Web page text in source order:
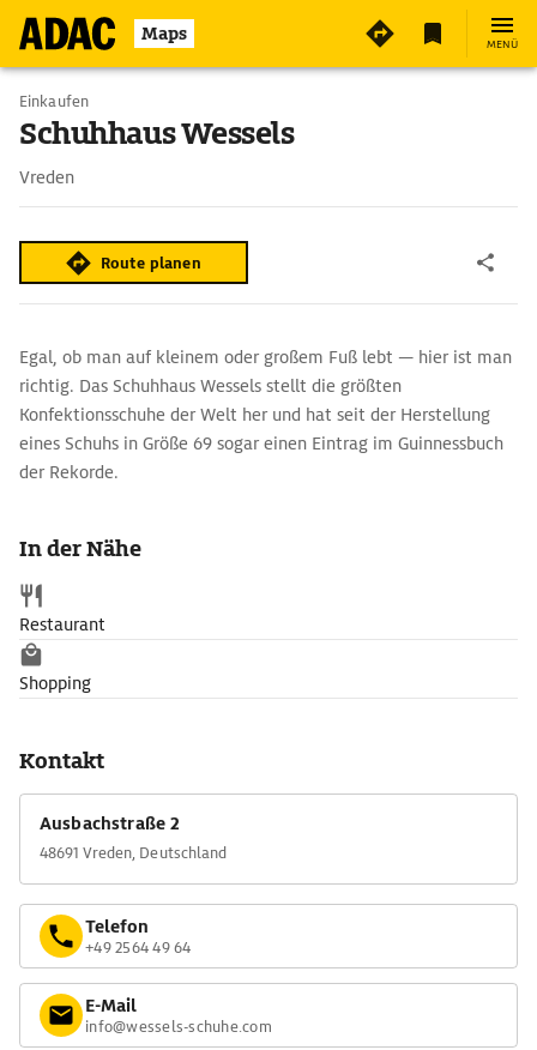
Maps MENÜ
Einkaufen
Schuhhaus Wessels
Vreden
Route planen
Egal, ob man auf kleinem oder großem Fuß lebt — hier ist man
richtig. Das Schuhhaus Wessels stellt die größten
Konfektionsschuhe der Welt her und hat seit der Herstellung
eines Schuhs in Größe 69 sogar einen Eintrag im Guinnessbuch
der Rekorde.
In der Nähe
Restaurant
Shopping
Kontakt
Ausbachstraße 2
48691 Vreden, Deutschland
Telefon
+49 2564 49 64
E-Mail
info@wessels-schuhe.com